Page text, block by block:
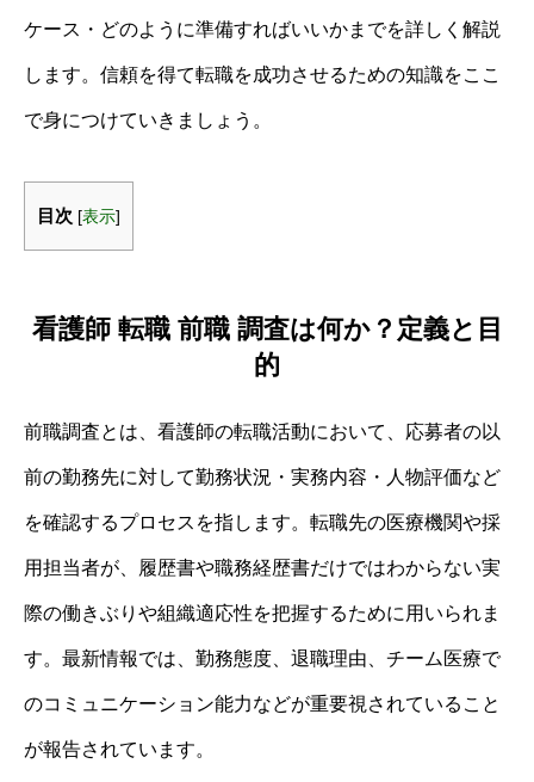
ケース・どのように準備すればいいかまでを詳しく解説
します。信頼を得て転職を成功させるための知識をここ
で身につけていきましょう。
目次 [表示]
看護師 転職 前職 調査は何か？定義と目
的
前職調査とは、看護師の転職活動において、応募者の以
前の勤務先に対して勤務状況・実務内容・人物評価など
を確認するプロセスを指します。転職先の医療機関や採
用担当者が、履歴書や職務経歴書だけではわからない実
際の働きぶりや組織適応性を把握するために用いられま
す。最新情報では、勤務態度、退職理由、チーム医療で
のコミュニケーション能力などが重要視されていること
が報告されています。